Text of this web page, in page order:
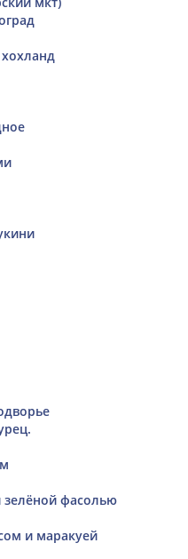
зелёной фасолью
и маракуей